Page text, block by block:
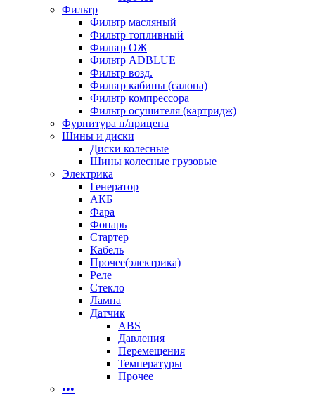
Фильтр
Фильтр масляный
Фильтр топливный
Фильтр ОЖ
Фильтр ADBLUE
Фильтр возд.
Фильтр кабины (салона)
Фильтр компрессора
Фильтр осушителя (картридж)
Фурнитура п/прицепа
Шины и диски
Диски колесные
Шины колесные грузовые
Электрика
Генератор
АКБ
Фара
Фонарь
Стартер
Кабель
Прочее(электрика)
Реле
Стекло
Лампа
Датчик
ABS
Давления
Перемещения
Температуры
Прочее
•••